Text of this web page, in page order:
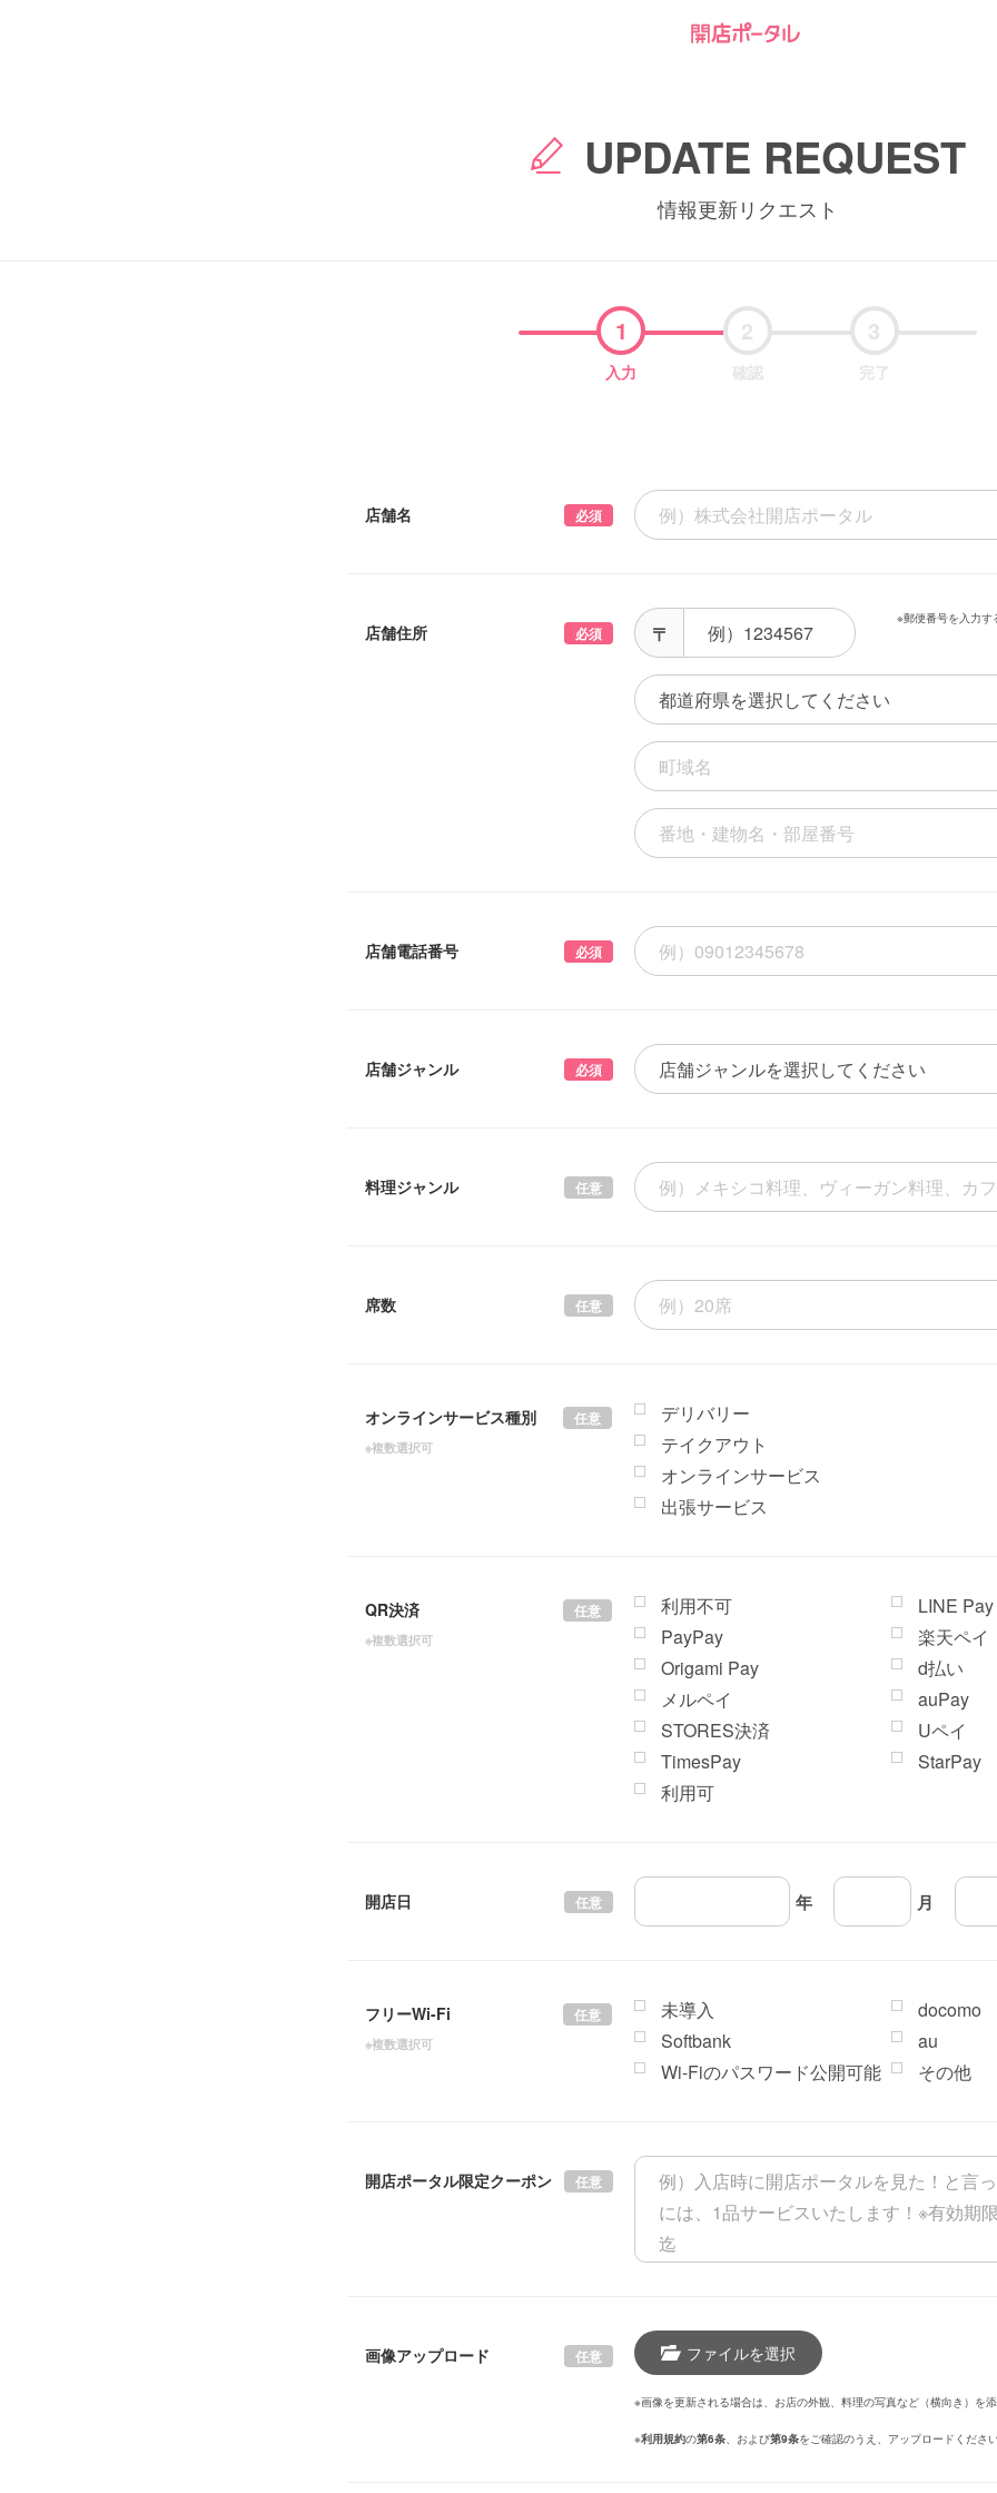
UPDATE REQUEST
情報更新リクエスト
1
入力
2
確認
3
完了
店舗名 必須
店舗住所 必須
※郵便番号を入力す
店舗電話番号 必須
店舗ジャンル 必須
料理ジャンル 任意
席数 任意
オンラインサービス種別 任意
※複数選択可
デリバリー
テイクアウト
オンラインサービス
出張サービス
QR決済 任意
※複数選択可
利用不可
LINE Pay
PayPay
楽天ペイ
Origami Pay
d払い
メルペイ
auPay
STORES決済
Uペイ
TimesPay
StarPay
利用可
開店日 任意 年 月
フリーWi-Fi 任意
※複数選択可
未導入
docomo
Softbank
au
Wi-Fiのパスワード公開可能
その他
開店ポータル限定クーポン 任意
画像アップロード 任意 ファイルを選択
※画像を更新される場合は、お店の外観、料理の写真など（横向き）を
※利用規約の第6条、および第9条をご確認のうえ、アップロードくださ